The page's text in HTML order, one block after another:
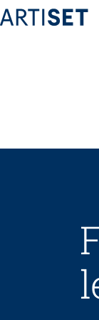
Politiques
Travail en